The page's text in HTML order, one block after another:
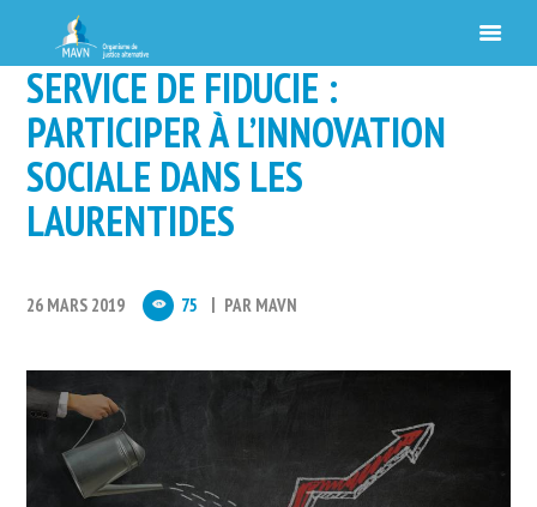
SERVICE DE FIDUCIE :
PARTICIPER À L’INNOVATION
SOCIALE DANS LES
LAURENTIDES
26 MARS 2019 75 PAR MAVN